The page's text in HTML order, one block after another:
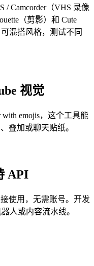
/ Camcorder（VHS 录像
（剪影）和 Cute
混搭风格，测试不同
视觉
with emojis，这个工具能
叠加或聊天贴纸。
API
使用，无需账号。开发
人或内容流水线。